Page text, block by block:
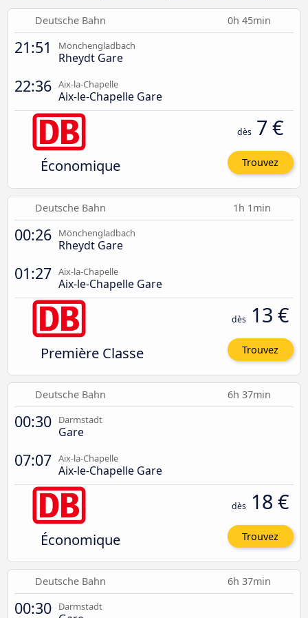
Deutsche Bahn 0h 45min
21:51 Mönchengladbach
Rheydt Gare
22:36 Aix-la-Chapelle
Aix-le-Chapelle Gare
Économique
dès 7 €
Trouvez
Deutsche Bahn 1h 1min
00:26 Mönchengladbach
Rheydt Gare
01:27 Aix-la-Chapelle
Aix-le-Chapelle Gare
Première Classe
dès 13 €
Trouvez
Deutsche Bahn 6h 37min
00:30 Darmstadt
Gare
07:07 Aix-la-Chapelle
Aix-le-Chapelle Gare
Économique
dès 18 €
Trouvez
Deutsche Bahn 6h 37min
00:30 Darmstadt